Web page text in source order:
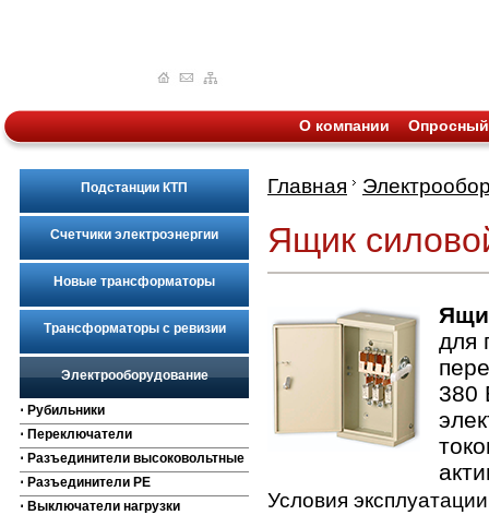
О компании
Подстанции КТП
Счетчики электроэнергии
Новые трансформаторы
Трансформаторы с ревизии
Электрооборудование
⋅ Рубильники
⋅ Переключатели
⋅ Разъединители высоковольтные
⋅ Разъединители РЕ
⋅ Выключатели нагрузки
Главная
Ящик
для
380
Условия эксплуатации